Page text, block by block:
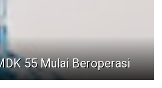
55 Mulai Beroperasi